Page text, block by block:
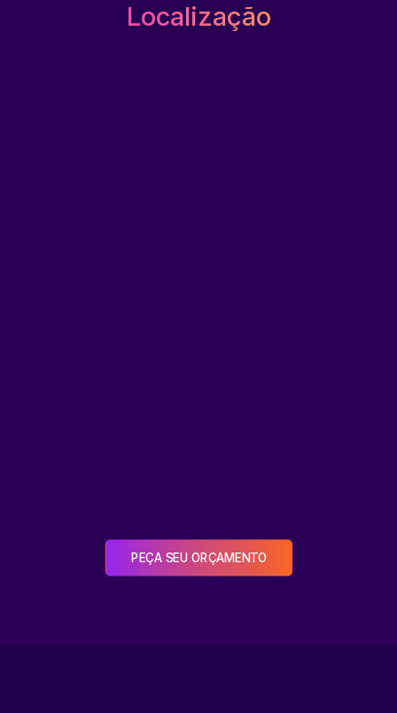
Localização
PEÇA SEU ORÇAMENTO